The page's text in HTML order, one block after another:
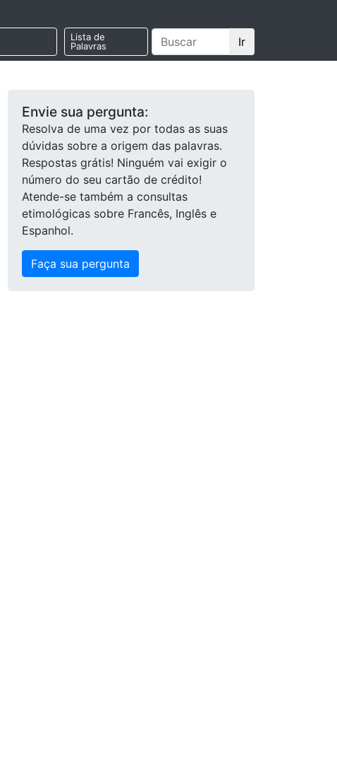
Lista de
Palavras
Ir
Envie sua pergunta:
Resolva de uma vez por todas as suas
dúvidas sobre a origem das palavras.
Respostas grátis! Ninguém vai exigir o
número do seu cartão de crédito!
Atende-se também a consultas
etimológicas sobre Francês, Inglês e
Espanhol.
Faça sua pergunta